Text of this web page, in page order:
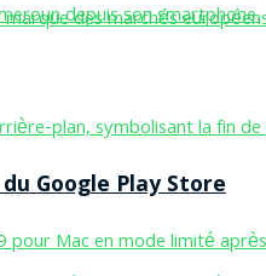
Google Play Store